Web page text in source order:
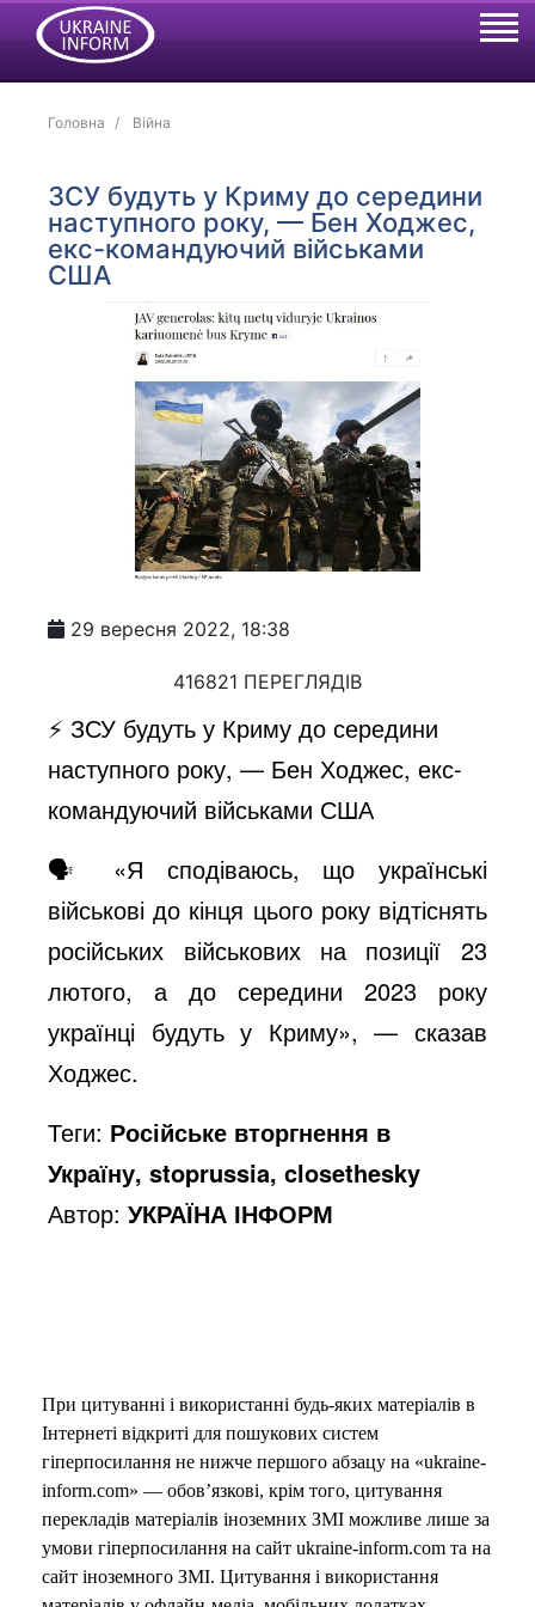
Головна Війна
ЗСУ будуть у Криму до середини
наступного року, — Бен Ходжес,
екс-командуючий військами
США
29 вересня 2022, 18:38
416821 ПЕРЕГЛЯДІВ
⚡️ ЗСУ будуть у Криму до середини
наступного року, — Бен Ходжес, екс-
командуючий військами США
🗣 «Я сподіваюсь, що українські
військові до кінця цього року відтіснять
російських військових на позиції 23
лютого, а до середини 2023 року
українці будуть у Криму», — сказав
Ходжес.
Теги: Російське вторгнення в
Україну, stoprussia, closethesky
Автор:УКРАЇНА ІНФОРМ
При цитуванні і використанні будь-яких матеріалів в
Інтернеті відкриті для пошукових систем
гіперпосилання не нижче першого абзацу на «ukraine-
inform.com» — обов’язкові, крім того, цитування
перекладів матеріалів іноземних ЗМІ можливе лише за
умови гіперпосилання на сайт ukraine-inform.com та на
сайт іноземного ЗМІ. Цитування і використання